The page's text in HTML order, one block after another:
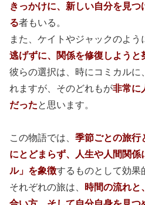
きっかけに、新しい自分を見
る者もいる。
また、ケイトやジャックのよう
逃げずに、関係を修復しようと
彼らの選択は、時にコミカルに
れますが、そのどれもが非常に
だった と思います。
この物語では、 季節ごとの旅行
にとどまらず、人生や人間関係
ル」を象徴するものとして効果
それぞれの旅は、
時間の流れと